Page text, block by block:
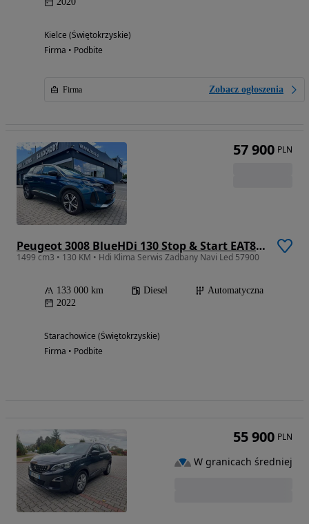
Kielce (Świętokrzyskie)
Firma • Podbite
Firma Zobacz ogłoszenia
Peugeot 3008 BlueHDi 130 Stop & Start EAT8 Allure
1499 cm3 • 130 KM • Hdi Klima Serwis Zadbany Navi Led 57900
133 000 km Diesel
Automatyczna
2022
Starachowice (Świętokrzyskie)
Firma • Podbite
57 900 PLN
55 900 PLN
W granicach średniej